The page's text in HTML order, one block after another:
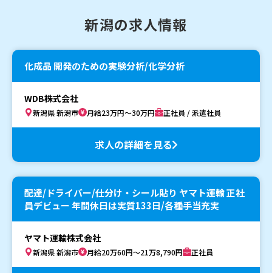
新潟の求人情報
化成品 開発のための実験分析/化学分析
WDB株式会社
新潟県 新潟市 月給23万円～30万円 正社員 / 派遣社員
求人の詳細を見る
配達/ドライバー/仕分け・シール貼り ヤマト運輸 正社
員デビュー 年間休日は実質133日/各種手当充実
ヤマト運輸株式会社
新潟県 新潟市 月給20万60円～21万8,790円 正社員